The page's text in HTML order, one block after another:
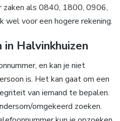
zaken als 0840, 1800, 0906,
voor een hogere rekening.
in Halvinkhuizen
en kan je niet
is. Het kan gaat om een
van iemand te bepalen.
omgekeerd zoeken.